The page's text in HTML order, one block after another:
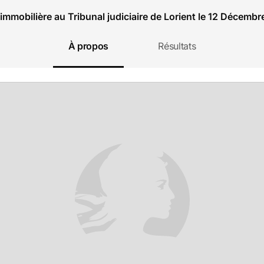
au Tribunal judiciaire de Lorient le 12
À propos Résultats